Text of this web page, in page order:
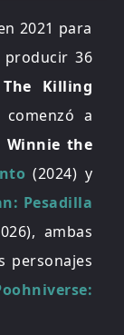
2021 para
36
The Killing
comenzó a
Winnie the
(2024) y
Pesadilla
ambas
personajes